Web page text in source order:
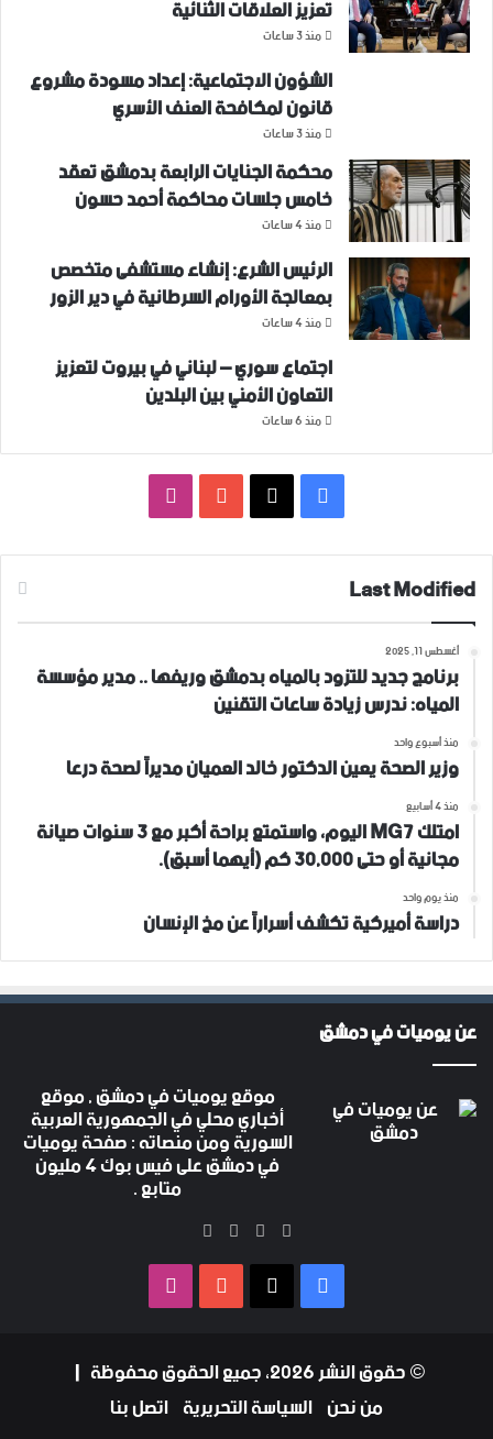
تعزيز العلاقات الثنائية
منذ 3 ساعات
الشؤون الاجتماعية: إعداد مسودة مشروع
قانون لمكافحة العنف الأسري ‏
منذ 3 ساعات
محكمة الجنايات الرابعة بدمشق تعقد
خامس جلسات محاكمة أحمد حسون
منذ 4 ساعات
الرئيس الشرع: إنشاء ‌‏مستشفى متخصص
بمعالجة الأورام السرطانية في دير الزور
منذ 4 ساعات
اجتماع سوري – لبناني في بيروت لتعزيز
التعاون ‏الأمني ‏بين البلدين
منذ 6 ساعات
فيسبوك ‫YouTube
Last Modified
أغسطس 11, 2025
برنامج جديد للتزود بالمياه بدمشق وريفها .. مدير مؤسسة
المياه: ندرس زيادة ساعات التقنين
منذ أسبوع واحد
وزير الصحة يعين الدكتور خالد العميان مديراً لصحة درعا
منذ 4 أسابيع
امتلك MG7 اليوم، واستمتع براحة أكبر مع 3 سنوات صيانة
مجانية أو حتى 30,000 كم (أيهما أسبق).
منذ يوم واحد
دراسة أميركية تكشف أسراراً عن مخ الإنسان
عن يوميات في دمشق
موقع يوميات في دمشق , موقع
أخباري محلي في الجمهورية العربية
السورية ومن منصاته : صفحة يوميات
في دمشق على فيس بوك 4 مليون متابع .
فيسبوك
‫X
‫YouTube
فيسبوك ‫YouTube
© حقوق النشر 2026، جميع الحقوق محفوظة |
من نحن السياسة التحريرية اتصل بنا